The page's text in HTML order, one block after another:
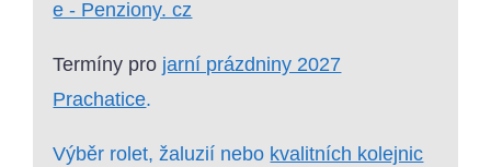
e - Penziony. cz
Termíny pro jarní prázdniny 2027
Prachatice.
Výběr rolet, žaluzií nebo kvalitních kolejnic